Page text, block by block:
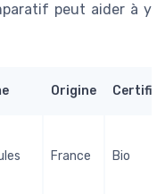
peut aider à y
Origine
France Bio